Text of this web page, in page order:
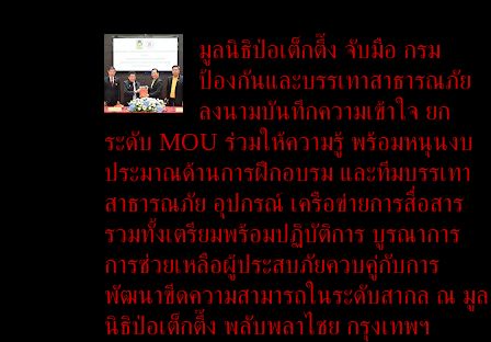
มูลนิธิป่อเต็กตึ๊ง จับมือ กรม
ป้องกันและบรรเทาสาธารณภัย
ลงนามบันทึกความเข้าใจ ยก
ระดับ MOU ร่วมให้ความรู้ พร้อมหนุนงบ
ประมาณด้านการฝึกอบรม และทีมบรรเทา
สาธารณภัย อุปกรณ์ เครือข่ายการสื่อสาร
รวมทั้งเตรียมพร้อมปฏิบัติการ บูรณาการ
การช่วยเหลือผู้ประสบภัยควบคู่กับการ
พัฒนาขีดความสามารถในระดับสากล ณ มูล
นิธิป่อเต็กตึ๊ง พลับพลาไชย กรุงเทพฯ